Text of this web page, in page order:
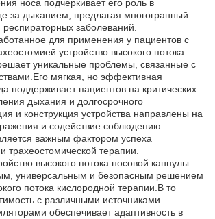
носа подчеркивает его роль в
за дыханием, предлагая многогранный
заболеваний.
для применения у пациентов с
устройство высокого потока
уникальные проблемы, связанные с
мягкая, но эффективная
поддерживает пациентов на критических
дыхания и долгосрочного
и конструкция устройства направлены на
и содействие соблюдению
важным фактором успеха
трахеостомической терапии.
высокого потока носовой каннулы
универсальным и безопасным решением
потока кислородной терапии.В то
с различными источниками
обеспечивает адаптивность в